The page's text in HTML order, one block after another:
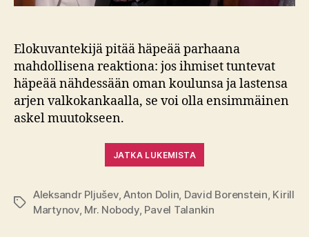
Elokuvantekijä pitää häpeää parhaana
mahdollisena reaktiona: jos ihmiset tuntevat
häpeää nähdessään oman koulunsa ja lastensa
arjen valkokankaalla, se voi olla ensimmäinen
askel muutokseen.
JATKA LUKEMISTA
Avainsanat
Aleksandr Pljušev,Anton Dolin, David Borenstein, Kirill
Martynov, Mr. Nobody, Pavel Talankin